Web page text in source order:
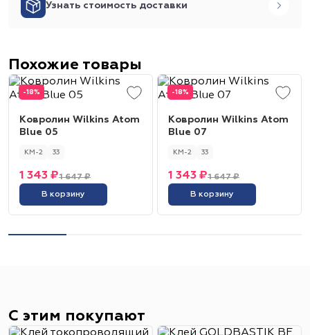
Узнать стоимость доставки
Похожие товары
-18%
Ковролин Wilkins Atom
Blue 05
КМ-2 33
1 647 ₽
1 343 ₽
В корзину
-18%
Ковролин Wilkins Atom
Blue 07
КМ-2 33
1 647 ₽
1 343 ₽
В корзину
С этим покупают